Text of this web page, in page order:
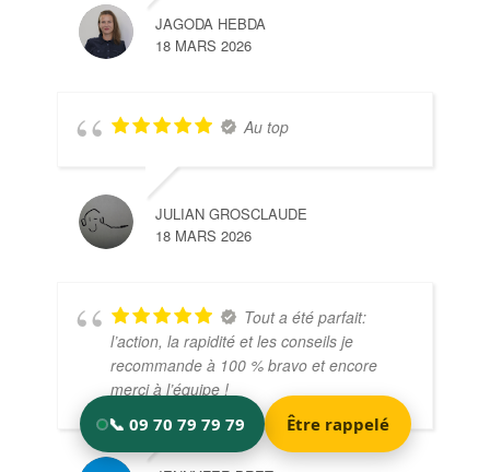
JAGODA HEBDA
18 MARS 2026
Au top
JULIAN GROSCLAUDE
18 MARS 2026
Tout a été parfait:
l’action, la rapidité et les conseils je
recommande à 100 % bravo et encore
merci à l’équipe !